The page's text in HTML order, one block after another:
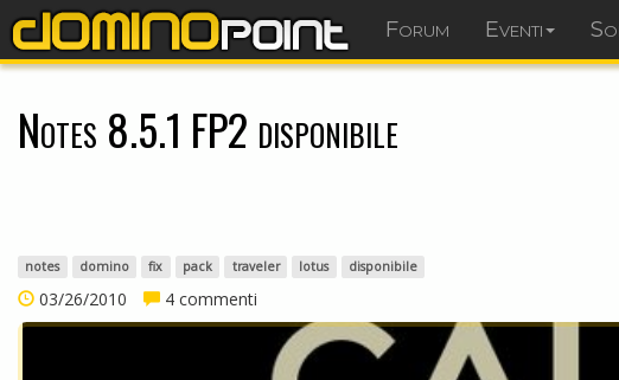
Forum Eventi
Notes 8.5.1 FP2 disponibile
notes domino fix pack traveler lotus disponibile
03/26/2010 4 commenti